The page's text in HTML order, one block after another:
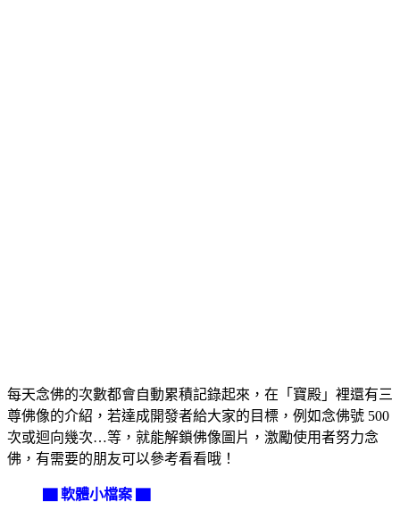
每天念佛的次數都會自動累積記錄起來，在「寶殿」裡還有三
尊佛像的介紹，若達成開發者給大家的目標，例如念佛號 500
次或迴向幾次…等，就能解鎖佛像圖片，激勵使用者努力念
佛，有需要的朋友可以參考看看哦！
▇ 軟體小檔案 ▇